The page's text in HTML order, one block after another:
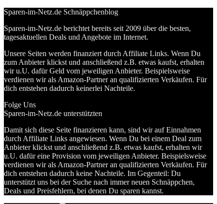
Sparen-im-Netz.de Schnäppchenblog
Sparen-im-Netz.de berichtet bereits seit 2009 über die besten,
tagesaktuellen Deals und Angebote im Internet.
Unsere Seiten werden finanziert durch Affiliate Links. Wenn Du
zum Anbieter klickst und anschließend z.B. etwas kaufst, erhalten
wir u.U. dafür Geld vom jeweiligen Anbieter. Beispielsweise
verdienen wir als Amazon-Partner an qualifizierten Verkäufen. Für
dich entstehen dadurch keinerlei Nachteile.
Folge Uns
Sparen-im-Netz.de unterstützten
Damit sich diese Seite finanzieren kann, sind wir auf Einnahmen
durch Affiliate Links angewiesen. Wenn Du bei einem Deal zum
Anbieter klickst und anschließend z.B. etwas kaufst, erhalten wir
u.U. dafür eine Provision vom jeweiligen Anbieter. Beispielsweise
verdienen wir als Amazon-Partner an qualifizierten Verkäufen. Für
dich entstehen dadurch keine Nachteile. Im Gegenteil: Du
unterstützt uns bei der Suche nach immer neuen Schnäppchen,
Deals und Preisfehlern, bei denen Du sparen kannst.